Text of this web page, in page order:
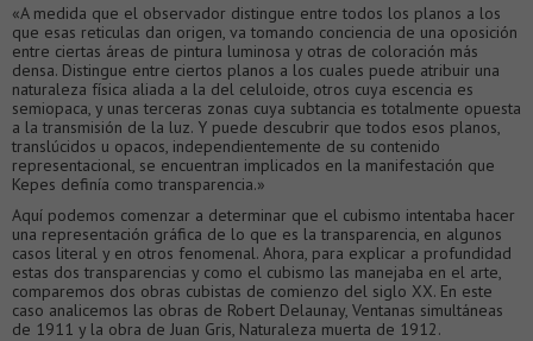
«A medida que el observador distingue entre todos los planos a los
que esas reticulas dan origen, va tomando conciencia de una oposición
entre ciertas áreas de pintura luminosa y otras de coloración más
densa. Distingue entre ciertos planos a los cuales puede atribuir una
naturaleza física aliada a la del celuloide, otros cuya escencia es
semiopaca, y unas terceras zonas cuya subtancia es totalmente opuesta
a la transmisión de la luz. Y puede descubrir que todos esos planos,
translúcidos u opacos, independientemente de su contenido
representacional, se encuentran implicados en la manifestación que
Kepes definía como transparencia.»
Aquí podemos comenzar a determinar que el cubismo intentaba hacer
una representación gráfica de lo que es la transparencia, en algunos
casos literal y en otros fenomenal. Ahora, para explicar a profundidad
estas dos transparencias y como el cubismo las manejaba en el arte,
comparemos dos obras cubistas de comienzo del siglo XX. En este
caso analicemos las obras de Robert Delaunay, Ventanas simultáneas
de 1911 y la obra de Juan Gris, Naturaleza muerta de 1912.